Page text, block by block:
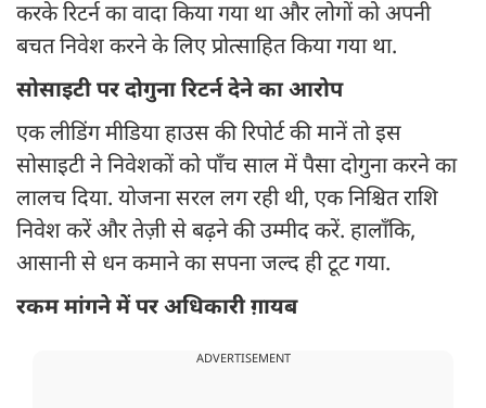
करके रिटर्न का वादा किया गया था और लोगों को अपनी
बचत निवेश करने के लिए प्रोत्साहित किया गया था.
सोसाइटी पर दोगुना रिटर्न देने का आरोप
एक लीडिंग मीडिया हाउस की रिपोर्ट की मानें तो इस
सोसाइटी ने निवेशकों को पाँच साल में पैसा दोगुना करने का
लालच दिया. योजना सरल लग रही थी, एक निश्चित राशि
निवेश करें और तेज़ी से बढ़ने की उम्मीद करें. हालाँकि,
आसानी से धन कमाने का सपना जल्द ही टूट गया.
रकम मांगने में पर अधिकारी ग़ायब
ADVERTISEMENT